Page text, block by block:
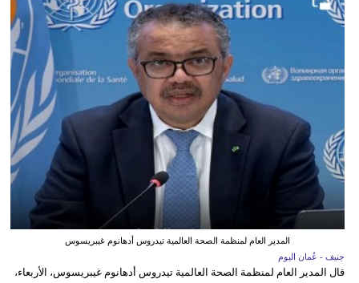
المدير العام لمنظمة الصحة العالمية تيدروس أدهانوم غيبريسوس
جنيف - عُمان اليوم
قال المدير العام لمنظمة الصحة العالمية تيدروس أدهانوم غيبريسوس، الأربعاء،